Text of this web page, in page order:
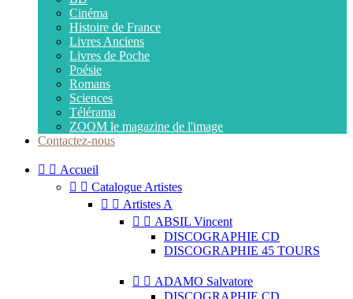
Cinéma
Histoire de France
Livres Anciens
Livres de Poche
Poésie
Romans
Sciences
Télérama
ZOOM le magazine de l'image
Contactez-nous
  Accueil
  Catalogue Artistes
  Artistes A
  ABSIL Vincent
DISCOGRAPHIE CD
DISCOGRAPHIE 45 TOURS
  ADAMO Salvatore
DISCOGRAPHIE CD